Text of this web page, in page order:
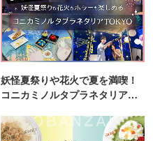
妖怪夏祭りや花火で夏を満喫！
コニカミノルタプラネタリア